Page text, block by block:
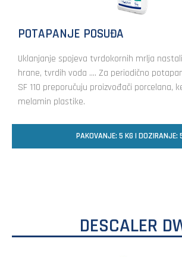
POTAPANJE POSUĐA
Uklanjanje spojeva tvrdokornih mrlja
hrane, tvrdih voda …. Za periodično
SF 110 preporučuju proizvođači porcelana,
melamin plastike.
PAKOVANJE: 5 KG | DOZIRANJE:
DESCALER